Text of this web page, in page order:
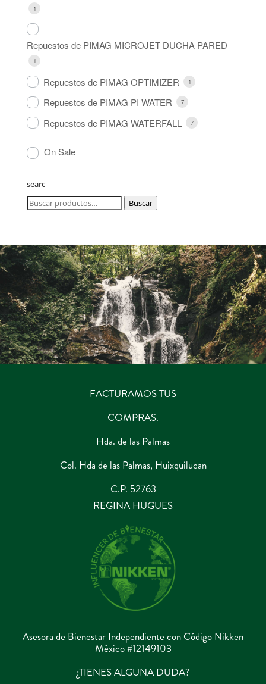
1
Repuestos de PIMAG MICROJET DUCHA PARED
1
Repuestos de PIMAG OPTIMIZER 1
Repuestos de PIMAG PI WATER 7
Repuestos de PIMAG WATERFALL 7
On Sale
searc
Buscar
Buscar
FACTURAMOS TUS
COMPRAS.
Hda. de las Palmas
Col. Hda de las Palmas, Huixquilucan
C.P. 52763
REGINA HUGUES
Asesora de Bienestar Independiente con Código Nikken
México #12149103
¿TIENES ALGUNA DUDA?